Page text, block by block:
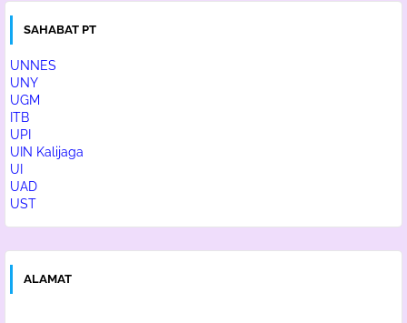
SAHABAT PT
UNNES
UNY
UGM
ITB
UPI
UIN Kalijaga
UI
UAD
UST
ALAMAT